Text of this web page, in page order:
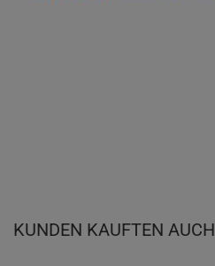
KUNDEN KAUFTEN AUCH